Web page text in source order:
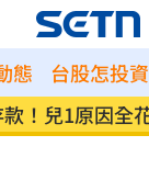
態 台股怎投資
！兒1原因全